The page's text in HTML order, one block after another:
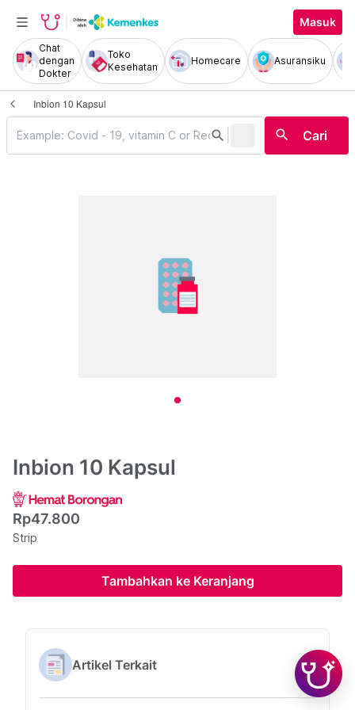
Masuk
Chat
dengan
Dokter
Toko
Kesehatan
Homecare Asuransiku
Inbion 10 Kapsul
search search Cari
Inbion 10 Kapsul
Rp47.800
Strip
Tambahkan ke Keranjang
Artikel Terkait